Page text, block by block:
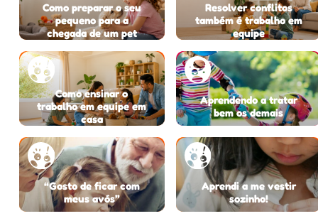
Como preparar o seu
pequeno para a
chegada de um pet
Resolver conflitos
também é trabalho em
equipe
Como ensinar o
trabalho em equipe em
casa
Aprendendo a tratar
bem os demais
“Gosto de ficar com
meus avós”
Aprendi a me vestir
sozinho!